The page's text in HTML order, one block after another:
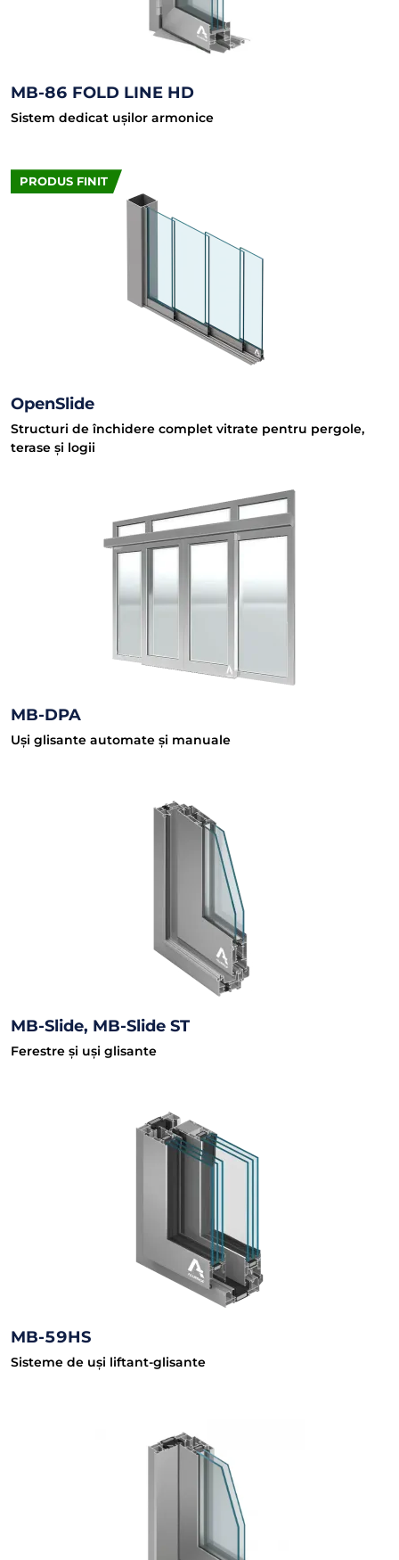
MB-86 FOLD LINE HD
Sistem dedicat ușilor armonice
PRODUS FINIT
OpenSlide
Structuri de închidere complet vitrate pentru pergole,
terase și logii
MB-DPA
Uși glisante automate și manuale
MB-Slide, MB-Slide ST
Ferestre și uși glisante
MB-59HS
Sisteme de uși liftant-glisante